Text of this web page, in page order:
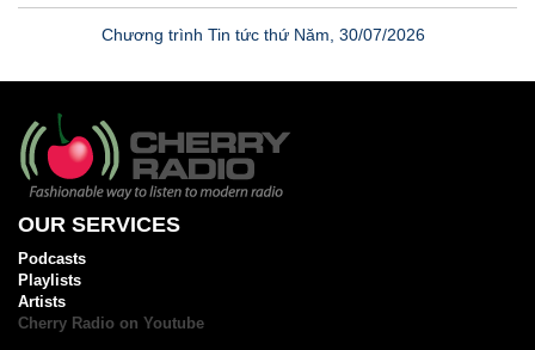
Chương trình Tin tức thứ Năm, 30/07/2026
Chương trình Tin tức thứ Tư, 29/07/2026
Chương trình Tin tức thứ Ba, 28/07/2026
OUR SERVICES
Podcasts
Playlists
Artists
Cherry Radio on Youtube